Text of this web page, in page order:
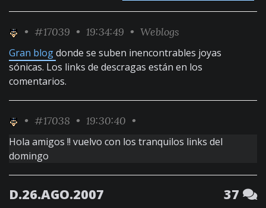
• #17039 • 19:34:49 • Weblogs
Gran blogdonde se suben inencontrables joyas
sónicas. Los links de descragas están en los
comentarios.
• #17038 • 19:30:40 •
Hola amigos !! vuelvo con los tranquilos links del
domingo
D.26.AGO.2007 37